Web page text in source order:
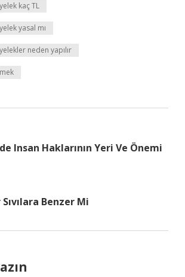
kaç TL
yasal mı
neden yapılır
Insan Haklarının Yeri Ve Önemi
Benzer Mi